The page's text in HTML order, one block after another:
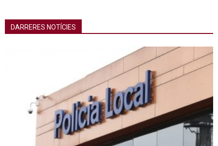
DARRERES NOTÍCIES